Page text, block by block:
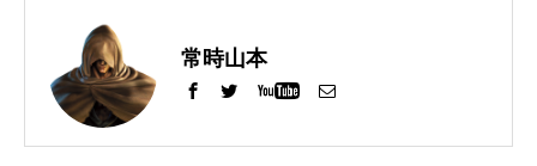
常時山本